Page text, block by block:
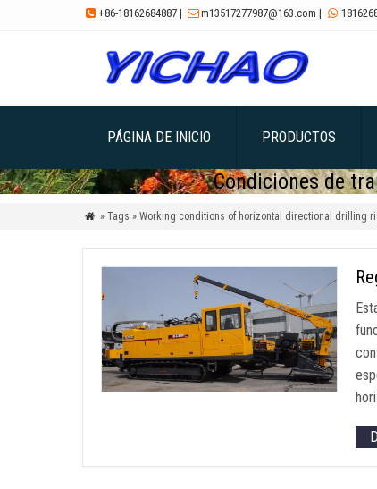
 +86-18162684887 | m13517277987@163.com | 
PÁGINA DE INICIO PRODUCTOS
Condiciones de
 » Tags » Working conditions of horizontal directional drilling